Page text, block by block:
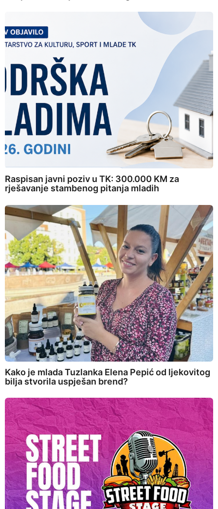
Raspisan javni poziv u TK: 300.000 KM za
rješavanje stambenog pitanja mladih
Kako je mlada Tuzlanka Elena Pepić od ljekovitog
bilja stvorila uspješan brend?